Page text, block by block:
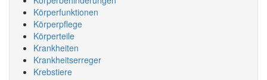
Körperfunktionen
Körperpflege
Körperteile
Krankheiten
Krankheitserreger
Krebstiere